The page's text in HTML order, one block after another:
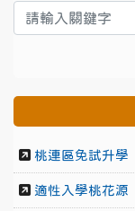
桃連區免試升學
適性入學桃花源